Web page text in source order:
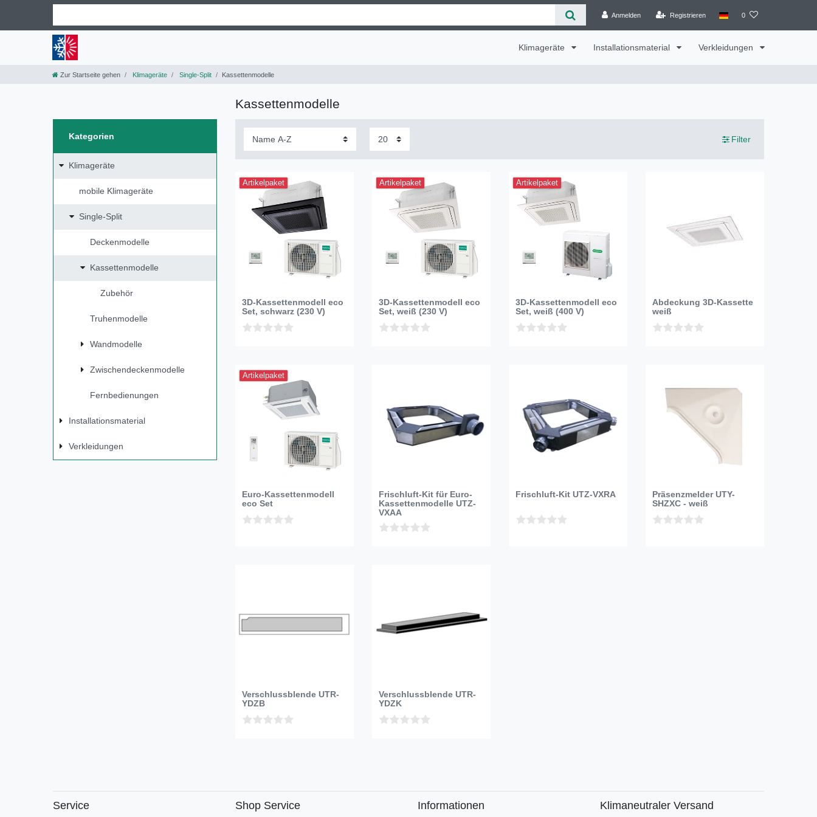
Anmelden Registrieren 0
Klimageräte Installationsmaterial Verkleidungen
Zur Startseite gehen Klimageräte Single-Split Kassettenmodelle
Kategorien
Klimageräte
mobile Klimageräte
Single-Split
Deckenmodelle
Kassettenmodelle
Zubehör
Truhenmodelle
Wandmodelle
Zwischendeckenmodelle
Fernbedienungen
Installationsmaterial
Verkleidungen
Kassettenmodelle
Filter
Artikelpaket
3D-Kassettenmodell eco
Set, schwarz (230 V)
Artikelpaket
3D-Kassettenmodell eco
Set, weiß (230 V)
Artikelpaket
3D-Kassettenmodell eco
Set, weiß (400 V)
Abdeckung 3D-Kassette
weiß
Artikelpaket
Euro-Kassettenmodell
eco Set
Frischluft-Kit für Euro-
Kassettenmodelle UTZ-
VXAA
Frischluft-Kit UTZ-VXRA
Präsenzmelder UTY-
SHZXC - weiß
Verschlussblende UTR-
YDZB
Verschlussblende UTR-
YDZK
Service Shop Service Informationen Klimaneutraler Versand